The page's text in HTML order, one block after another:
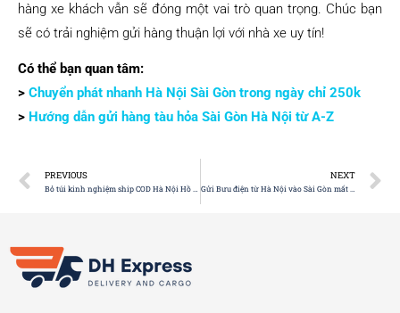
hàng xe khách vẫn sẽ đóng một vai trò quan trọng. Chúc bạn
sẽ có trải nghiệm gửi hàng thuận lợi với nhà xe uy tín!
Có thể bạn quan tâm:
> Chuyển phát nhanh Hà Nội Sài Gòn trong ngày chỉ 250k
> Hướng dẫn gửi hàng tàu hỏa Sài Gòn Hà Nội từ A-Z
PREVIOUS NEXT